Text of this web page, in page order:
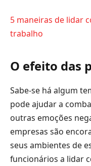
5 maneiras de lidar
trabalho
O efeito das
Sabe-se há algum
pode ajudar a
outras emoções
empresas são
seus ambientes de
funcionários a lidar